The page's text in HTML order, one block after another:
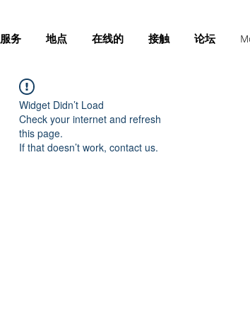
服务 地点 在线的 接触 论坛
Widget Didn’t Load
Check your internet and refresh
this page.
If that doesn’t work, contact us.